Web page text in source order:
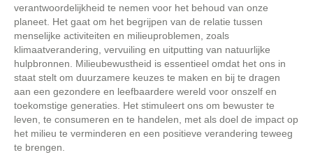
verantwoordelijkheid te nemen voor het behoud van onze
planeet. Het gaat om het begrijpen van de relatie tussen
menselijke activiteiten en milieuproblemen, zoals
klimaatverandering, vervuiling en uitputting van natuurlijke
hulpbronnen. Milieubewustheid is essentieel omdat het ons in
staat stelt om duurzamere keuzes te maken en bij te dragen
aan een gezondere en leefbaardere wereld voor onszelf en
toekomstige generaties. Het stimuleert ons om bewuster te
leven, te consumeren en te handelen, met als doel de impact op
het milieu te verminderen en een positieve verandering teweeg
te brengen.